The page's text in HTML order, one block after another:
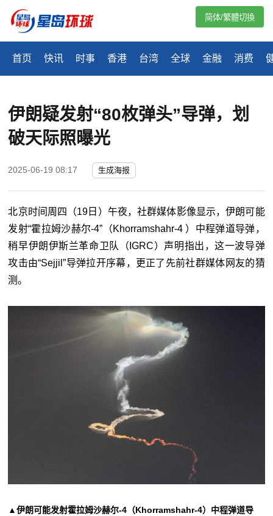
首页 快讯 时事 香港 台湾 全球 金融 消费
简体/繁體切換
伊朗疑发射“80枚弹头”导弹，划
破天际照曝光
2025-06-19 08:17 生成海报
北京时间周四（19日）午夜，社群媒体影像显示，伊朗可能
发射“霍拉姆沙赫尔-4”（Khorramshahr-4 ）中程弹道导弹，
稍早伊朗伊斯兰革命卫队（IGRC）声明指出，这一波导弹
攻击由“Sejjil”导弹拉开序幕，更正了先前社群媒体网友的猜
测。
▲伊朗可能发射霍拉姆沙赫尔-4（Khorramshahr-4）中程弹道导